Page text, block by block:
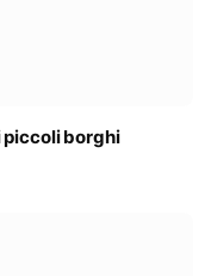
piccoli borghi